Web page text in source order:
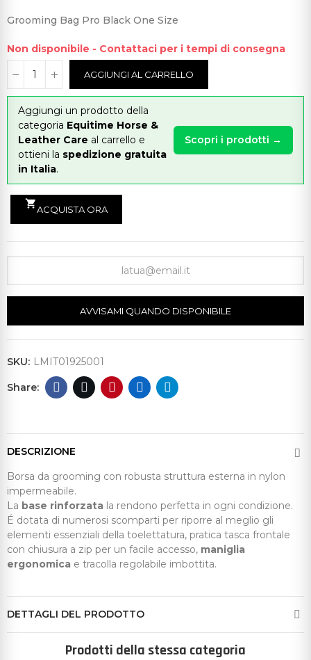
Grooming Bag Pro Black One Size
Non disponibile - Contattaci per i tempi di consegna
AGGIUNGI AL CARRELLO
Aggiungi un prodotto della
categoria Equitime Horse &
Leather Care al carrello e
ottieni la spedizione gratuita
in Italia.
Scopri i prodotti →
shopping_cart
ACQUISTA ORA
AVVISAMI QUANDO DISPONIBILE
SKU: LMIT01925001
DESCRIZIONE
Borsa da grooming con robusta struttura esterna in nylon
impermeabile.
La base rinforzata la rendono perfetta in ogni condizione.
É dotata di numerosi scomparti per riporre al meglio gli
elementi essenziali della toelettatura, pratica tasca frontale
con chiusura a zip per un facile accesso, maniglia
ergonomica e tracolla regolabile imbottita.
DETTAGLI DEL PRODOTTO
Prodotti della stessa categoria